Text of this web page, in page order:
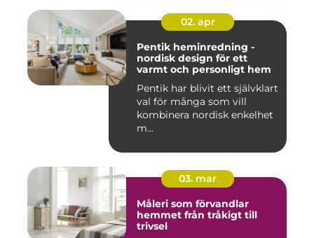
02. apr
Pentik heminredning -
nordisk design för ett
varmt och personligt hem
Pentik har blivit ett självklart
val för många som vill
kombinera nordisk enkelhet
m...
03. mar
Måleri som förvandlar
hemmet från tråkigt till
trivsel